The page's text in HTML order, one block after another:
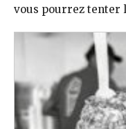
vous pourrez tenter